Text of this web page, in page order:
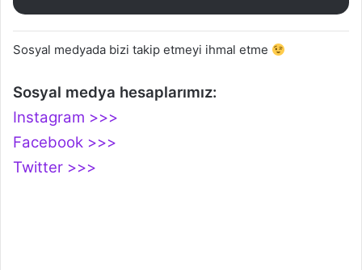
Sosyal medyada bizi takip etmeyi ihmal etme
Sosyal medya hesaplarımız:
Instagram >>>
Facebook >>>
Twitter >>>